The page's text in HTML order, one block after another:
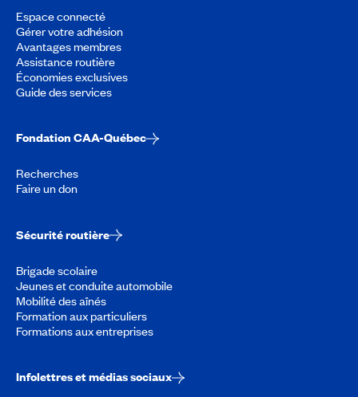
Espace connecté
Gérer votre adhésion
Avantages membres
Assistance routière
Économies exclusives
Guide des services
Fondation CAA-Québec
Recherches
Faire un don
Sécurité routière
Brigade scolaire
Jeunes et conduite automobile
Mobilité des aînés
Formation aux particuliers
Formations aux entreprises
Infolettres et médias sociaux